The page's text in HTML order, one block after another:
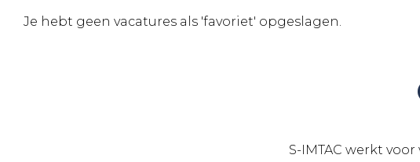
Je hebt geen vacatures als 'favoriet' opgeslagen.
S-IMTAC werkt